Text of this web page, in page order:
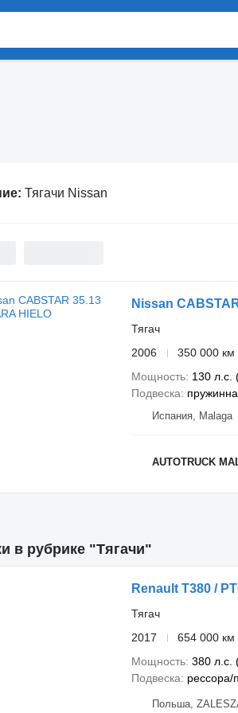
Тягачи Nissan
Nissan
Тягач
2006
350 000 км
Мощность 130 л.с.
Подвеска
Испания, Malaga
AUTOTRUCK
в рубрике "Тягачи"
Renault T380 /
Тягач
2017
654 000 км
Мощность 380 л.с.
Подвеска
рессора/
Польша,